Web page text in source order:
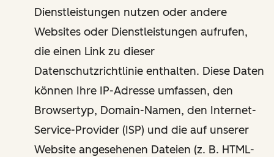
Dienstleistungen nutzen oder andere
Websites oder Dienstleistungen aufrufen,
die einen Link zu dieser
Datenschutzrichtlinie enthalten. Diese Daten
können Ihre IP-Adresse umfassen, den
Browsertyp, Domain-Namen, den Internet-
Service-Provider (ISP) und die auf unserer
Website angesehenen Dateien (z. B. HTML-